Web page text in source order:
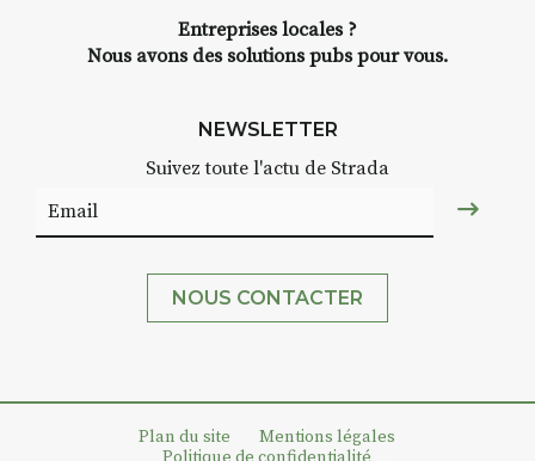
Entreprises locales ?
Nous avons des solutions pubs pour vous.
NEWSLETTER
Suivez toute l'actu de Strada
NOUS CONTACTER
Plan du site
Mentions légales